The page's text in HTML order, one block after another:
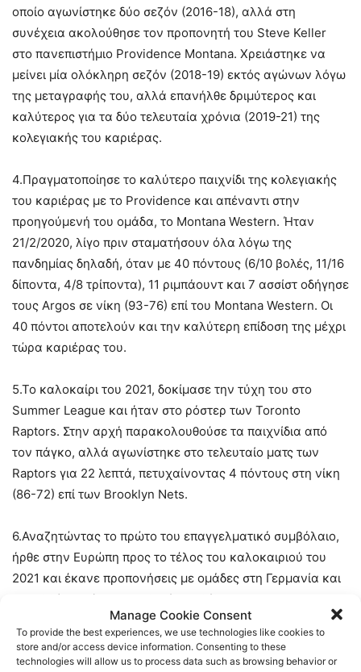
Manage Cookie Consent
To provide the best experiences, we use technologies like cookies to
store and/or access device information. Consenting to these
technologies will allow us to process data such as browsing behavior or
οποίο αγωνίστηκε δύο σεζόν (2016-18), αλλά στη
συνέχεια ακολούθησε τον προπονητή του Steve Keller
στο πανεπιστήμιο Providence Montana. Χρειάστηκε να
μείνει μία ολόκληρη σεζόν (2018-19) εκτός αγώνων λόγω
της μεταγραφής του, αλλά επανήλθε δριμύτερος και
καλύτερος για τα δύο τελευταία χρόνια (2019-21) της
κολεγιακής του καριέρας.
4.Πραγματοποίησε το καλύτερο παιχνίδι της κολεγιακής
του καριέρας με το Providence και απέναντι στην
προηγούμενή του ομάδα, το Montana Western. Ήταν
21/2/2020, λίγο πριν σταματήσουν όλα λόγω της
πανδημίας δηλαδή, όταν με 40 πόντους (6/10 βολές, 11/16
δίποντα, 4/8 τρίποντα), 11 ριμπάουντ και 7 ασσίστ οδήγησε
τους Argos σε νίκη (93-76) επί του Montana Western. Οι
40 πόντοι αποτελούν και την καλύτερη επίδοση της μέχρι
τώρα καριέρας του.
5.Το καλοκαίρι του 2021, δοκίμασε την τύχη του στο
Summer League και ήταν στο ρόστερ των Toronto
Raptors. Στην αρχή παρακολουθούσε τα παιχνίδια από
τον πάγκο, αλλά αγωνίστηκε στο τελευταίο ματς των
Raptors για 22 λεπτά, πετυχαίνοντας 4 πόντους στη νίκη
(86-72) επί των Brooklyn Nets.
6.Αναζητώντας το πρώτο του επαγγελματικό συμβόλαιο,
ήρθε στην Ευρώπη προς το τέλος του καλοκαιριού του
2021 και έκανε προπονήσεις με ομάδες στη Γερμανία και
τη Γαλλία. Υπέγραψε τελικά συμβόλαιο με τη
Ludwigsburg. Ωστόσο, δεν έμεινε στη γερμανική ομάδα
και αποχώρησε πριν ξεκινήσει η σεζόν. Αμέσως μετά πήγε
στην ίδια ομάδα και συμμετείχε στην προετοιμασία ο